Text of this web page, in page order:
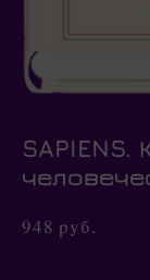
SAPIENS.
948 pуб.